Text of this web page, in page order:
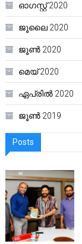
ഓഗസ്റ്റ്‌ 2020
ജൂലൈ 2020
ജൂൺ 2020
മെയ്‌ 2020
ഏപ്രിൽ 2020
ജൂൺ 2019
Posts